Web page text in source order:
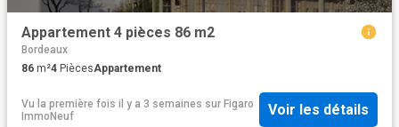
Appartement 4 pièces 86 m2
Bordeaux
86 m²4 PiècesAppartement
Vu la première fois il y a 3 semaines sur Figaro
ImmoNeuf
Voir les détails